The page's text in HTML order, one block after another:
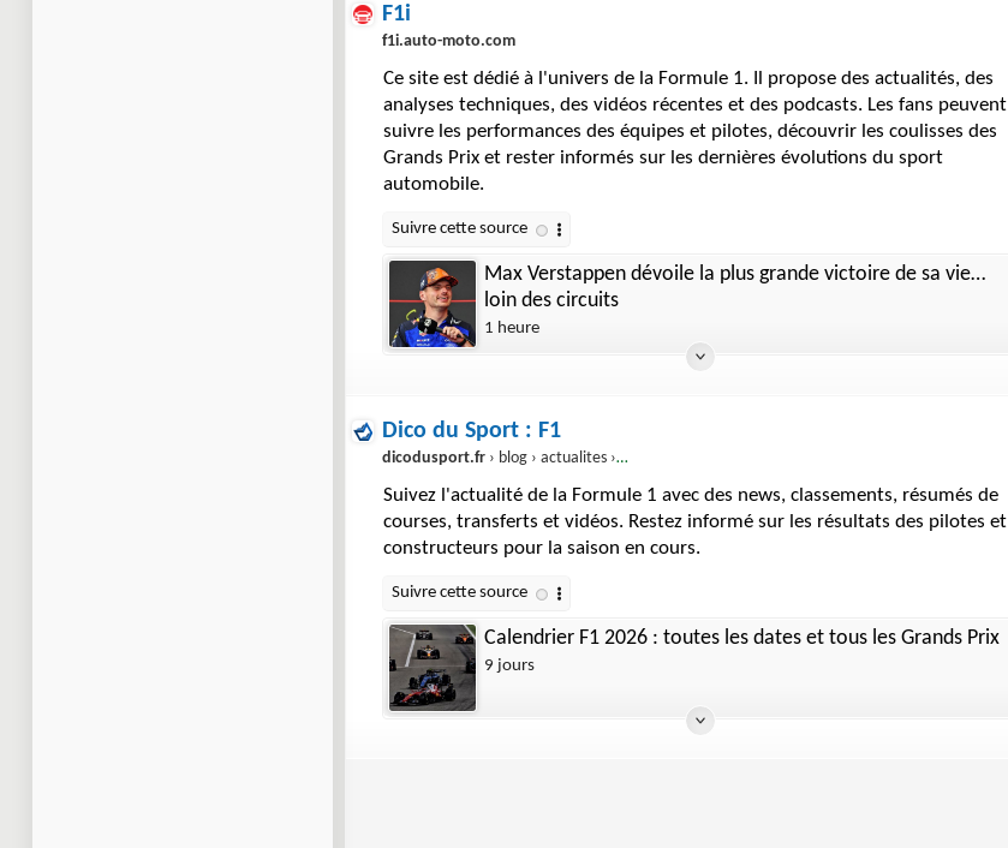
F1i
f1i.auto-moto.com
Ce site est dédié à l'univers de la Formule 1. Il propose des actualités, des
analyses techniques, des vidéos récentes et des podcasts. Les fans peuvent
suivre les performances des équipes et pilotes, découvrir les coulisses des
Grands Prix et rester informés sur les dernières évolutions du sport
automobile.
Max Verstappen dévoile la plus grande victoire de sa vie…
loin des circuits
1 heure
Dico du Sport : F1
dicodusport.fr › blog › actualites › sports-mecaniques › formule-1
Suivez l'actualité de la Formule 1 avec des news, classements, résumés de
courses, transferts et vidéos. Restez informé sur les résultats des pilotes et
constructeurs pour la saison en cours.
Calendrier F1 2026 : toutes les dates et tous les Grands Prix
9 jours